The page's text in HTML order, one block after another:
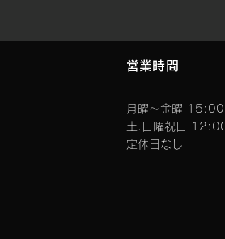
​営業時間
月曜〜金曜
土.日曜祝日
定休日なし